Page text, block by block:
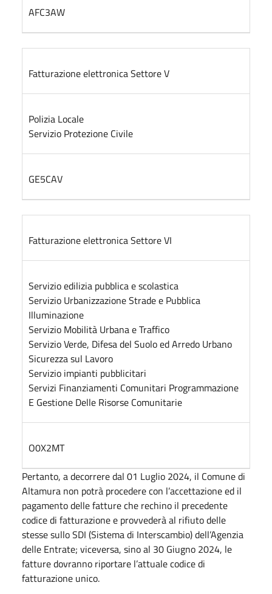
AFC3AW
Fatturazione elettronica Settore V
Polizia Locale
Servizio Protezione Civile
GE5CAV
Fatturazione elettronica Settore VI
Servizio edilizia pubblica e scolastica
Servizio Urbanizzazione Strade e Pubblica
Illuminazione
Servizio Mobilità Urbana e Traffico
Servizio Verde, Difesa del Suolo ed Arredo Urbano
Sicurezza sul Lavoro
Servizio impianti pubblicitari
Servizi Finanziamenti Comunitari Programmazione
E Gestione Delle Risorse Comunitarie
O0X2MT
Pertanto, a decorrere dal 01 Luglio 2024, il Comune di
Altamura non potrà procedere con l’accettazione ed il
pagamento delle fatture che rechino il precedente
codice di fatturazione e provvederà al rifiuto delle
stesse sullo SDI (Sistema di Interscambio) dell’Agenzia
delle Entrate; viceversa, sino al 30 Giugno 2024, le
fatture dovranno riportare l’attuale codice di
fatturazione unico.